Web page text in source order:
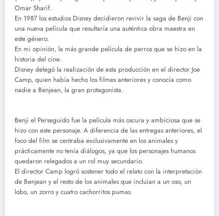
Omar Sharif.
En 1987 los estudios Disney decidieron revivir la saga de Benji con
una nueva película que resultaría una auténtica obra maestra en
este género.
En mi opinión, la más grande película de perros que se hizo en la
historia del cine.
Disney delegó la realización de esta producción en el director Joe
Camp, quien había hecho los filmes anteriores y conocía como
nadie a Benjean, la gran protagonista.
Benji el Perseguido fue la película más oscura y ambiciosa que se
hizo con este personaje. A diferencia de las entregas anteriores, el
foco del film se centraba exclusivamente en los animales y
prácticamente no tenía diálogos, ya que los personajes humanos
quedaron relegados a un rol muy secundario.
El director Camp logró sostener todo el relato con la interpretación
de Benjean y el resto de los animales que incluían a un oso, un
lobo, un zorro y cuatro cachorritos pumas.